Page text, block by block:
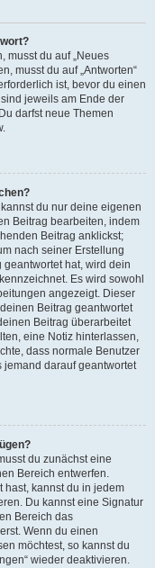
musst du auf „Neues
musst du auf „Antworten“
ist, bevor du einen
jeweils am Ende der
darfst neue Themen
du nur deine eigenen
Beitrag bearbeiten, indem
Beitrag anklickst;
nach seiner Erstellung
hat, wird dein
Es wird sowohl
angezeigt. Dieser
Beitrag geantwortet
Beitrag überarbeitet
eine Notiz hinterlassen,
dass normale Benutzer
darauf geantwortet
du zunächst eine
Bereich entwerfen.
hast, kannst du in jedem
Du kannst eine Signatur
Bereich das
Wenn du einen
möchtest, so kannst du
wieder deaktivieren.